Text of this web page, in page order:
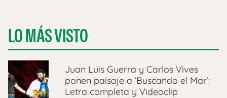
LO MÁS VISTO
Juan Luis Guerra y Carlos Vives
ponen paisaje a ‘Buscando el Mar’:
Letra completa y Videoclip